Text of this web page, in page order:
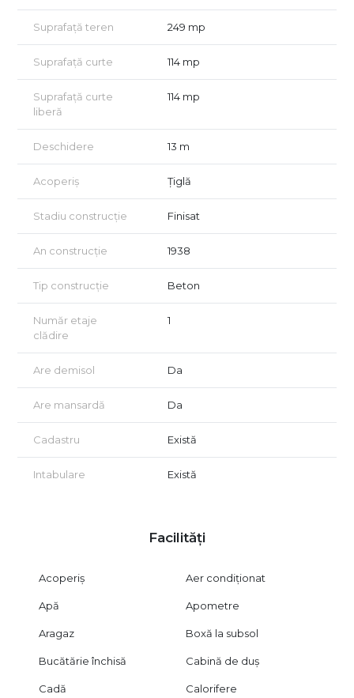
Suprafață teren 249 mp
Suprafață curte 114 mp
Suprafață curte
liberă
114 mp
Deschidere 13 m
Acoperiș Țiglă
Stadiu construcție Finisat
An construcție 1938
Tip construcție Beton
Număr etaje
clădire
1
Are demisol Da
Are mansardă Da
Cadastru Există
Intabulare Există
Facilități
Acoperiș Aer condiționat
Apă Apometre
Aragaz Boxă la subsol
Bucătărie închisă Cabină de duș
Cadă Calorifere